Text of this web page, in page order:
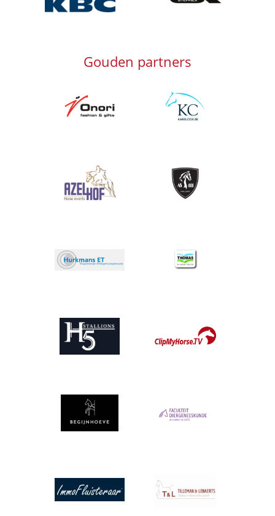
Gouden partners
Afbeelding Afbeelding
Afbeelding Afbeelding
Afbeelding
Afbeelding
Afbeelding Afbeelding
Afbeelding Afbeelding